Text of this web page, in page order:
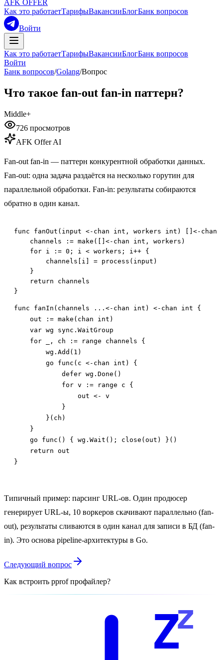
AFK OFFER
Как это работаетТарифыВакансииБлогБанк вопросов
Войти
Как это работаетТарифыВакансииБлогБанк вопросов
Войти
Банк вопросов/Golang/Вопрос
Что такое fan-out fan-in паттерн?
Middle+
726 просмотров
AFK Offer AI
Fan-out fan-in — паттерн конкурентной обработки данных.
Fan-out: одна задача раздаётся на несколько горутин для
параллельной обработки. Fan-in: результаты собираются
обратно в один канал.
func fanOut(input <-chan int, workers int) []<-
    channels := make([]<-chan int, workers)
    for i := 0; i < workers; i++ {
        channels[i] = process(input)
    }
    return channels
func fanIn(channels ...<-chan int) <-chan int {
    out := make(chan int)
    var wg sync.WaitGroup
    for _, ch := range channels {
        wg.Add(1)
        go func(c <-chan int) {
            defer wg.Done()
            for v := range c {
                out <- v
            }
        }(ch)
    }
    go func() { wg.Wait(); close(out) }()
    return out
}
Типичный пример: парсинг URL-ов. Один продюсер
генерирует URL-ы, 10 воркеров скачивают параллельно (fan-
out), результаты сливаются в один канал для записи в БД (fan-
in). Это основа pipeline-архитектуры в Go.
Следующий вопрос
Как встроить pprof профайлер?
Zz